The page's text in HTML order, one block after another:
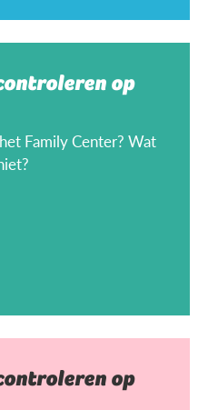
op
Family Center? Wat
op